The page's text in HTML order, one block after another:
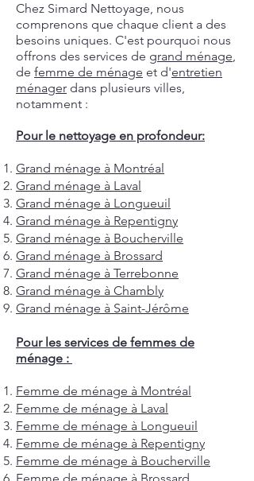
Chez Simard Nettoyage, nous
comprenons que chaque client a des
besoins uniques. C'est pourquoi nous
offrons des services de grand ménage,
de femme de ménage et d'entretien
ménager dans plusieurs villes,
notamment :
Pour le nettoyage en profondeur:
Grand ménage à Montréal
Grand ménage à Laval
Grand ménage à Longueuil
Grand ménage à Repentigny
Grand ménage à Boucherville
Grand ménage à Brossard
Grand ménage à Terrebonne
Grand ménage à Chambly
Grand ménage à Saint-Jérôme
Pour les services de femmes de
ménage :
Femme de ménage à Montréal
Femme de ménage à Laval
Femme de ménage à Longueuil
Femme de ménage à Repentigny
Femme de ménage à Boucherville